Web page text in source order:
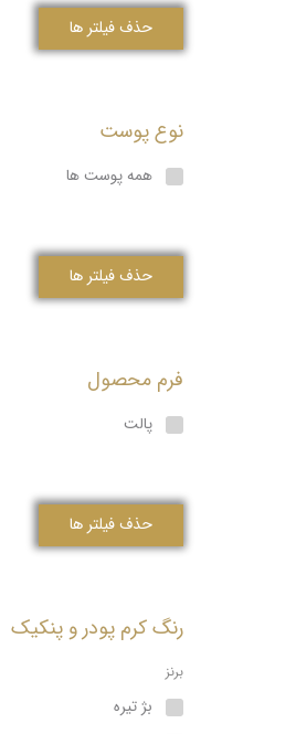
حذف فیلتر ها
نوع پوست
همه پوست ها
حذف فیلتر ها
فرم محصول
پالت
حذف فیلتر ها
رنگ کرم پودر و پنکیک
برنز
بژ تیره